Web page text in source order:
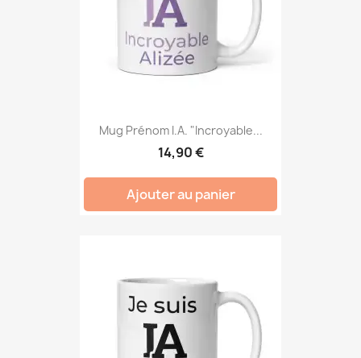
Mug Prénom I.A. "Incroyable...
14,90 €
Ajouter au panier